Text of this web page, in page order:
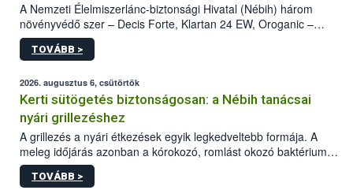
A Nemzeti Élelmiszerlánc-biztonsági Hivatal (Nébih) három
növényvédő szer – Decis Forte, Klartan 24 EW, Oroganic –
engedélyokiratát módosította, így azok a szüretet követően,
egészen a vesszőérettség (BBCH 91) stádiumáig
érésű szőlőkben is legyen lehetőség a károsító elleni további
védekezésre. Az Oroganic készítmény kis kiszerelésben kiskerti
felhasználók számára is elérhető és ökológiai termesztésben is
engedélyezett.
TOVÁBB >
2026. augusztus 6, csütörtök
Kerti sütögetés biztonságosan: a Nébih tanácsai
nyári grillezéshez
A grillezés a nyári étkezések egyik legkedveltebb formája. A
meleg időjárás azonban a kórokozó, romlást okozó baktériumok
gyorsabb szaporodásának is kedvez. A szabadtéri sütögetés
ezért nem csupán a megfelelő sütési technikáról szól: legalább
TOVÁBB >